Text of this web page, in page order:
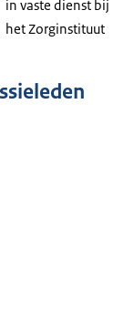
in vaste dienst bij
het Zorginstituut